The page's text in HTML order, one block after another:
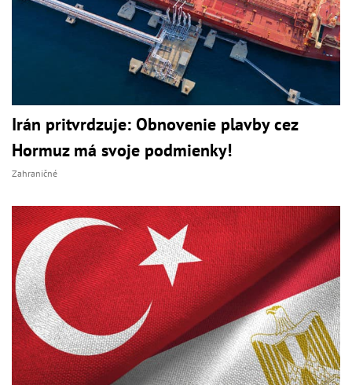
Irán pritvrdzuje: Obnovenie plavby cez
Hormuz má svoje podmienky!
Zahraničné